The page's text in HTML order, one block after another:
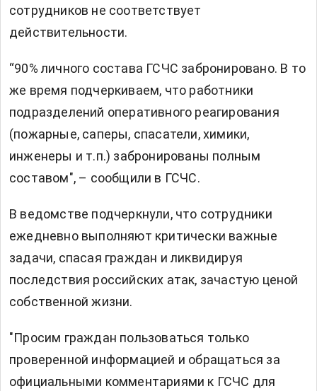
сотрудников не соответствует
действительности.
“90% личного состава ГСЧС забронировано. В то
же время подчеркиваем, что работники
подразделений оперативного реагирования
(пожарные, саперы, спасатели, химики,
инженеры и т.п.) забронированы полным
составом", – сообщили в ГСЧС.
В ведомстве подчеркнули, что сотрудники
ежедневно выполняют критически важные
задачи, спасая граждан и ликвидируя
последствия российских атак, зачастую ценой
собственной жизни.
"Просим граждан пользоваться только
проверенной информацией и обращаться за
официальными комментариями к ГСЧС для